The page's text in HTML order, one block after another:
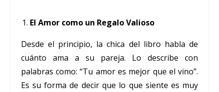
El Amor como un Regalo Valioso
Desde el principio, la chica del libro habla de
cuánto ama a su pareja. Lo describe con
palabras como: “Tu amor es mejor que el vino”.
Es su forma de decir que lo que siente es muy